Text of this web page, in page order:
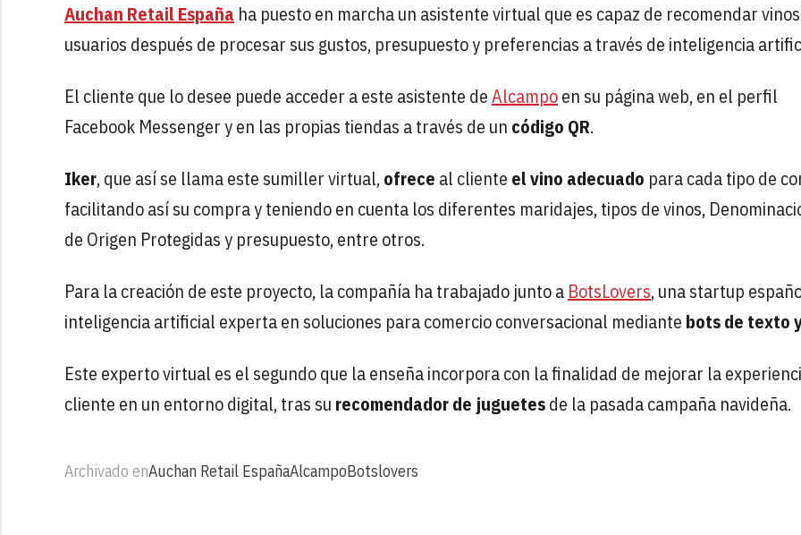
Auchan Retail España ha puesto en marcha un asistente virtual que es capaz de recomendar
usuarios después de procesar sus gustos, presupuesto y preferencias a través de inteligencia
El cliente que lo desee puede acceder a este asistente deAlcampoen su página web, en el perfil
Facebook Messenger y en las propias tiendas a través de un código QR.
Iker, que así se llama este sumiller virtual,ofrece al cliente el vino adecuado para cada tipo de
facilitando así su compra y teniendo en cuenta los diferentes maridajes, tipos de vinos,
de Origen Protegidas y presupuesto, entre otros.
Para la creación de este proyecto, la compañía ha trabajado junto a BotsLovers, una startup
inteligencia artificial experta en soluciones para comercio conversacional mediante bots de texto
Este experto virtual es el segundo que la enseña incorpora con la finalidad de mejorar la
cliente en un entorno digital, tras su recomendador de juguetesde la pasada campaña navideña.
Archivado enAuchan Retail EspañaAlcampoBotslovers